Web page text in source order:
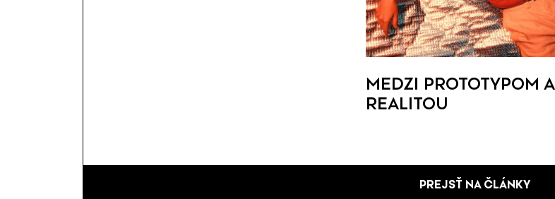
MEDZI PROTOTYPOM A
REALITOU
PREJSŤ NA ČLÁNKY